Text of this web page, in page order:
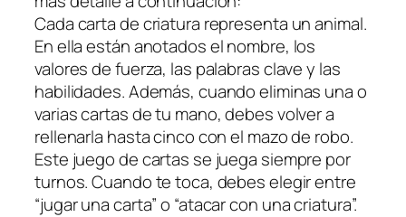
Cada carta de criatura representa un animal.
En ella están anotados el nombre, los
valores de fuerza, las palabras clave y las
habilidades. Además, cuando eliminas una o
varias cartas de tu mano, debes volver a
rellenarla hasta cinco con el mazo de robo.
Este juego de cartas se juega siempre por
turnos. Cuando te toca, debes elegir entre
“jugar una carta” o “atacar con una criatura”.